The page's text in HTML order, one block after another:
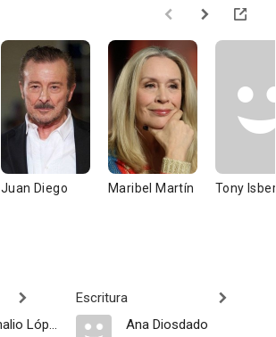
Juan Diego Maribel Martín Tony
Pedro Amalio López
Escritura
Ana Diosdado